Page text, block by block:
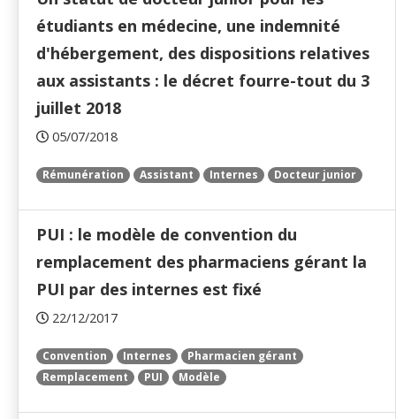
étudiants en médecine, une indemnité
d'hébergement, des dispositions relatives
aux assistants : le décret fourre-tout du 3
juillet 2018
05/07/2018
Rémunération Assistant Internes Docteur junior
PUI : le modèle de convention du
remplacement des pharmaciens gérant la
PUI par des internes est fixé
22/12/2017
Convention Internes
Pharmacien gérant
Remplacement
PUI Modèle